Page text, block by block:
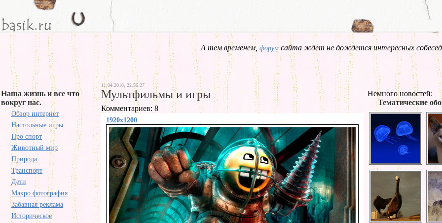
А тем временем, форум сайта ждет не дождется интересных
Наша жизнь и все что
вокруг нас.
Обзор интернет
Настольные игры
Про спорт
Животный мир
Природа
Транспорт
Дети
Макро фотография
Забавная реклама
Историческое
11.04.2010, 22.56.27
Мультфильмы и игры
Комментариев: 8
1920x1200
Немного новостей:
Тематические